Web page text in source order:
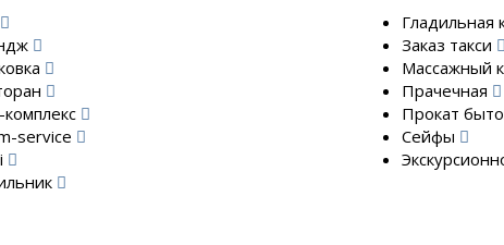
service
Гладильная
Заказ такси
Массажный
Прачечная
Прокат
Сейфы